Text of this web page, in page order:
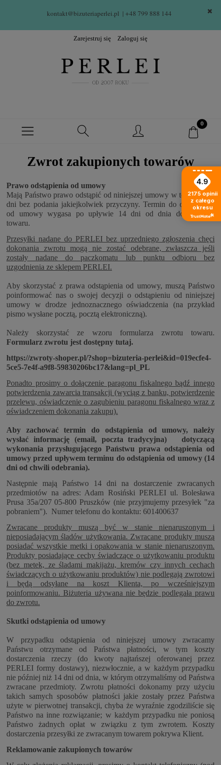
kontakt@bizuteriaperlei.pl | +48 799 888 144
Zarejestruj się Zaloguj się
Zwrot zakupionych towarów
Prawo odstąpienia od umowy
Mają Państwo prawo odstąpić od niniejszej umowy w terminie 14
dni bez podania jakiejkolwiek przyczyny. Termin do odstąpienia
od umowy wygasa po upływie 14 dni od dnia dostarczenia
towaru.
Przesyłki nadane do PERLEI bez uprzedniego zgłoszenia chęci
dokonania zwrotu mogą nie zostać odebrane, zwłaszcza jeśli
zostały nadane do paczkomatu lub punktu odbioru bez
uzgodnienia ze sklepem PERLEI.
Aby skorzystać z prawa odstąpienia od umowy, muszą Państwo
poinformować nas o swojej decyzji o odstąpieniu od niniejszej
umowy w drodze jednoznacznego oświadczenia (na przykład
pismo wysłane pocztą, pocztą elektroniczną).
Należy skorzystać ze wzoru formularza zwrotu towaru.
Formularz zwrotu jest dostępny tutaj.
https://zwroty-shoper.pl/?shop=bizuteria-perlei&id=019ecfe4-
5ce5-7e4f-a9f8-59830206bc17&lang=pl_PL
Ponadto prosimy o dołączenie paragonu fiskalnego bądź innego
potwierdzenia zawarcia transakcji (wyciąg z banku, potwierdzenie
przelewu, oświadczenie o zagubieniu paragonu fiskalnego wraz z
oświadczeniem dokonania zakupu).
Aby zachować termin do odstąpienia od umowy, należy
wysłać informację (email, poczta tradycyjna) dotyczącą
wykonania przysługującego Państwu prawa odstąpienia od
umowy przed upływem terminu do odstąpienia od umowy (14
dni od chwili odebrania).
Następnie mają Państwo 14 dni na dostarczenie zwracanych
przedmiotów na adres: Adam Rosiński PERLEI ul. Bolesława
Prusa 35a/207 05-800 Pruszków (nie przyjmujemy przesyłek "za
pobraniem"). Numer telefonu do kontaktu: 601400637
Zwracane produkty muszą być w stanie nienaruszonym i
nieposiadającym śladów użytkowania. Zwracane produkty muszą
posiadać wszystkie metki i opakowania w stanie nienaruszonym.
Produkty posiadające cechy świadczące o użytkowaniu produktu
(bez metek, ze śladami makijażu, kremów czy innych cechach
świadczących o użytkowaniu produktów) nie podlegają zwrotowi
i będą odsyłane na koszt Klienta, po wcześniejszym
poinformowaniu. Biżuteria używana nie będzie podlegała prawu
do zwrotu.
Skutki odstąpienia od umowy
W przypadku odstąpienia od niniejszej umowy zwracamy
Państwu otrzymane od Państwa płatności, w tym koszty
dostarczenia rzeczy (do kwoty najtańszej oferowanej przez
PERLEI formy dostawy), niezwłocznie, a w każdym przypadku
nie później niż 14 dni od dnia, w którym otrzymaliśmy od Państwa
zwracane przedmioty. Zwrotu płatności dokonamy przy użyciu
takich samych sposobów płatności jakie zostały przez Państwa
użyte w pierwotnej transakcji, chyba że wyraźnie zgodziliście się
Państwo na inne rozwiązanie; w każdym przypadku nie poniosą
Państwo żadnych opłat w związku z tym zwrotem. Koszty
dostarczenia przesyłki ze zwracanym towarem pokrywa Klient.
Reklamowanie zakupionych towarów
4.9
2175 opinii
z całego
okresu